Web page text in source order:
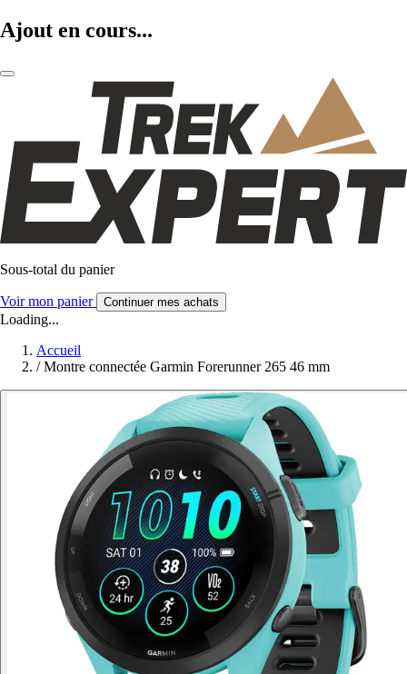
Ajout en cours...
Sous-total du panier
Voir mon panier Continuer mes achats
Loading...
Accueil
/ Montre connectée Garmin Forerunner 265 46 mm